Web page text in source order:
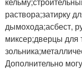
раствора;затирку
дымохода;асбест,
миксер;дверцы для
Дополнительно